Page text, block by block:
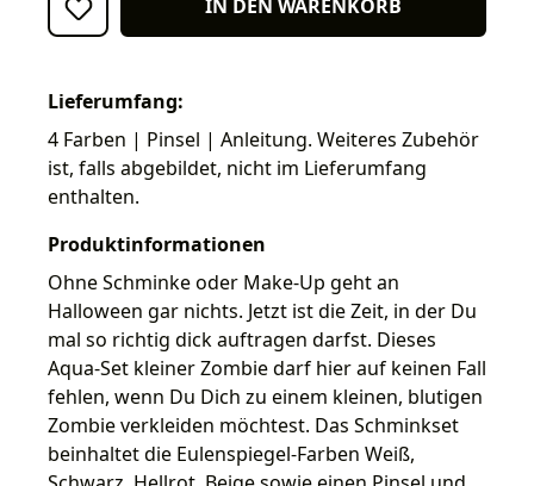
IN DEN WARENKORB
Lieferumfang:
4 Farben | Pinsel | Anleitung. Weiteres Zubehör
ist, falls abgebildet, nicht im Lieferumfang
enthalten.
Produktinformationen
Ohne Schminke oder Make-Up geht an
Halloween gar nichts. Jetzt ist die Zeit, in der Du
mal so richtig dick auftragen darfst. Dieses
Aqua-Set kleiner Zombie darf hier auf keinen Fall
fehlen, wenn Du Dich zu einem kleinen, blutigen
Zombie verkleiden möchtest. Das Schminkset
beinhaltet die Eulenspiegel-Farben Weiß,